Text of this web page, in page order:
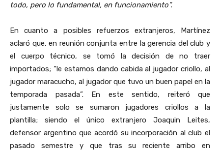
todo, pero lo fundamental, en funcionamiento”.
En cuanto a posibles refuerzos extranjeros, Martínez
aclaró que, en reunión conjunta entre la gerencia del club y
el cuerpo técnico, se tomó la decisión de no traer
importados; “le estamos dando cabida al jugador criollo, al
jugador maracucho, al jugador que tuvo un buen papel en la
temporada pasada”. En este sentido, reiteró que
justamente solo se sumaron jugadores criollos a la
plantilla; siendo el único extranjero Joaquin Leites,
defensor argentino que acordó su incorporación al club el
pasado semestre y que tras su reciente arribo en